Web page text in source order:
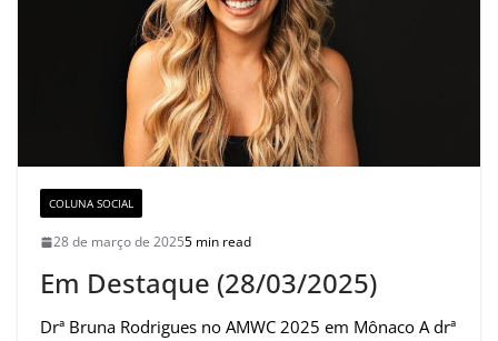
COLUNA SOCIAL
28 de março de 20255 min read
Em Destaque (28/03/2025)
Drª Bruna Rodrigues no AMWC 2025 em Mônaco A drª